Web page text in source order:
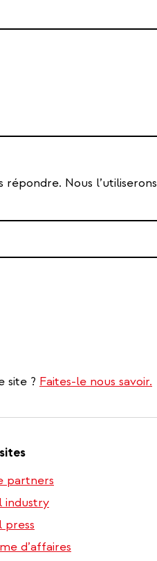
répondre. Nous l’utiliserons
site ? Faites-le nous savoir.
partners
industry
press
d’affaires